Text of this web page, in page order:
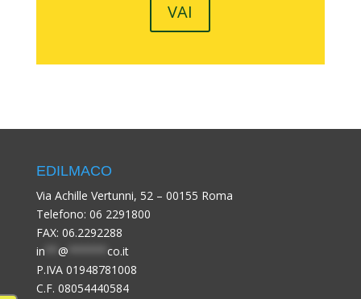
VAI
EDILMACO
Via Achille Vertunni, 52 – 00155 Roma
Telefono: 06 2291800
FAX: 06.2292288
in
@
co.it
P.IVA 01948781008
C.F. 08054440584